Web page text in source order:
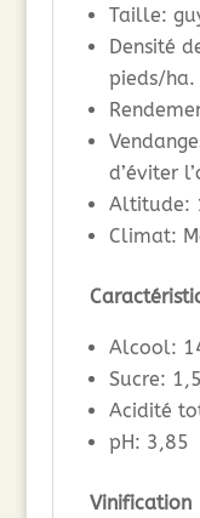
Taille:
Densité
pieds/ha.
d’éviter
Altitude:
Climat:
Alcool:
Sucre:
Acidité
pH: 3,85
Vinification